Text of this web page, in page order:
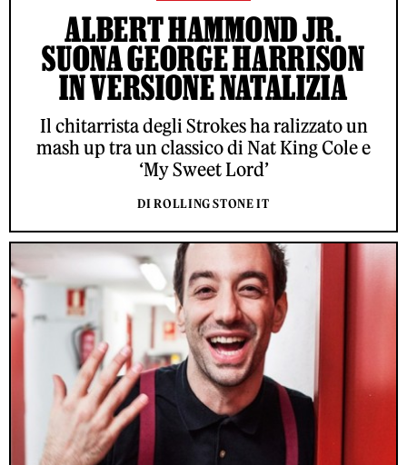
ALBERT HAMMOND JR.
SUONA GEORGE HARRISON
IN VERSIONE NATALIZIA
Il chitarrista degli Strokes ha ralizzato un
mash up tra un classico di Nat King Cole e
‘My Sweet Lord’
DI ROLLING STONE IT